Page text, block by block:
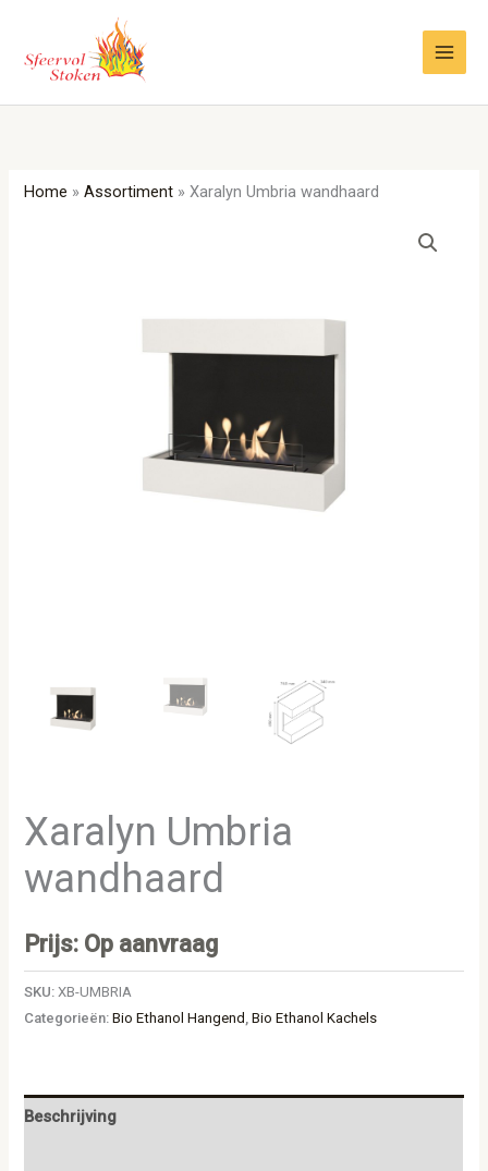
inhoud
Home »Assortiment »Xaralyn Umbria wandhaard
Xaralyn Umbria
wandhaard
Prijs: Op aanvraag
SKU:XB-UMBRIA
Categorieën:Bio Ethanol Hangend ,Bio Ethanol Kachels
Beschrijving